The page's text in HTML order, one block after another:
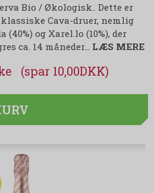
Bio / Økologisk.. Dette er
Cava-druer, nemlig
(40%) og Xarel.lo (10%), der
ca. 14 måneder… LÆS MERE
(spar 10,00DKK)